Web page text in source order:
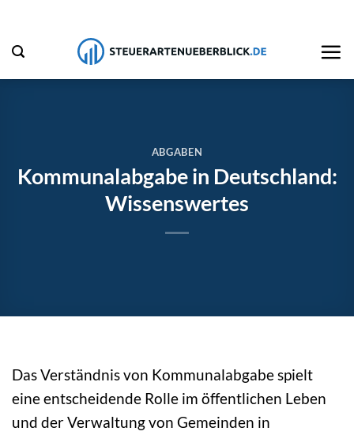
springen
ABGABEN
Kommunalabgabe in Deutschland:
Wissenswertes
Das Verständnis von Kommunalabgabe spielt
eine entscheidende Rolle im öffentlichen Leben
und der Verwaltung von Gemeinden in